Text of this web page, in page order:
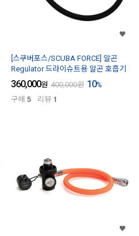
[스쿠버포스/SCUBA FORCE] 알곤
Regulator 드라이슈트용 알곤 호흡기
360,000원 400,000원 10%
구매 5 리뷰 1